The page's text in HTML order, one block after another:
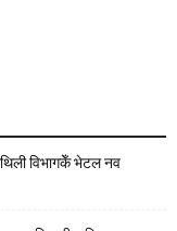
विभागकेँ भेटल नव